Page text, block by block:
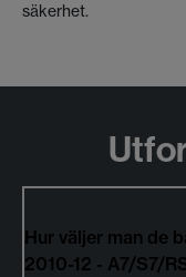
säkerhet.
Hur väljer man de
2010-12 - A7/S7/